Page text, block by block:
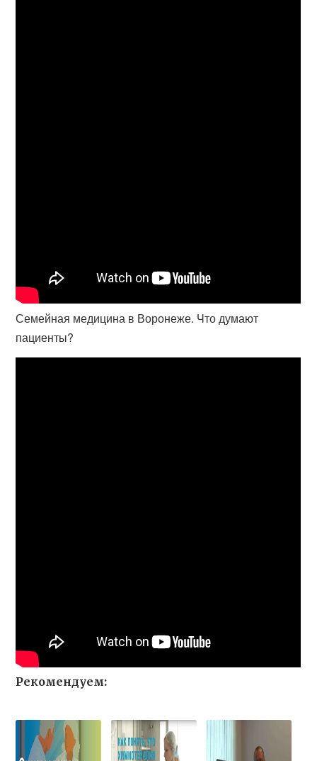
Семейная медицина в Воронеже. Что думают
пациенты?
Рекомендуем: